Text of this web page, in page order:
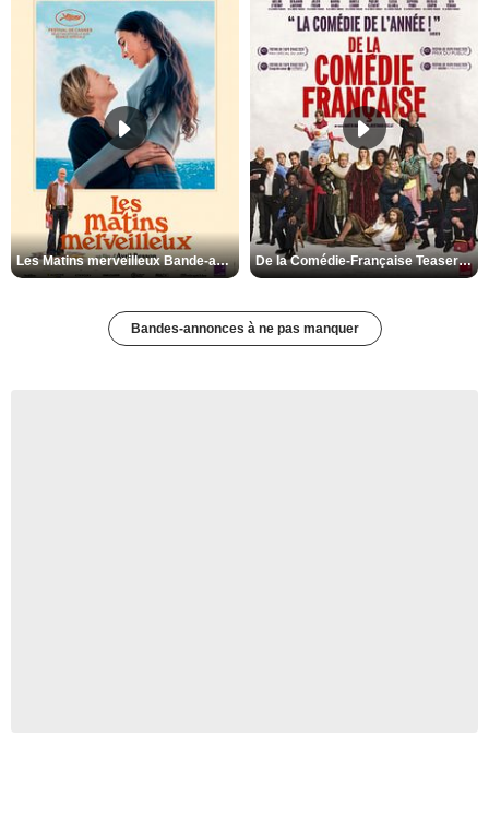
Les Matins merveilleux Bande-annonce VF De la Comédie-Française Teaser VF
Bandes-annonces à ne pas manquer